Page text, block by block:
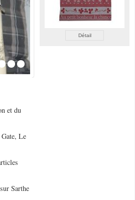
et du
Le
Sarthe
Détail